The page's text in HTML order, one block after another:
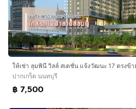
ปากเกร็ด นนทบุรี
฿ 7,500